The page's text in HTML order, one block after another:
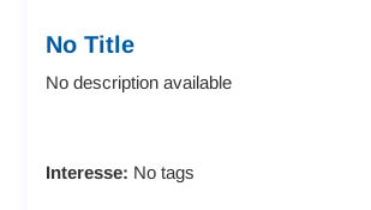
No Title
No description available
Interesse: No tags